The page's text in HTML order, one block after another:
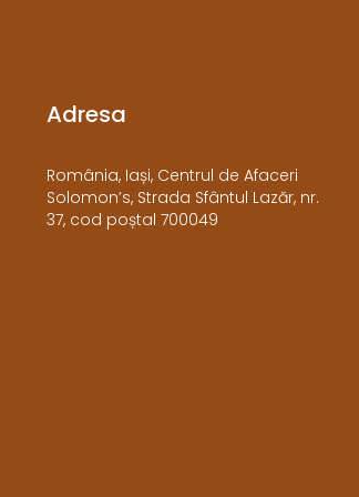
Adresa
​România, Iași, Centrul de Afaceri
Solomon’s, Strada Sfântul Lazăr, nr.
37, cod poștal 700049